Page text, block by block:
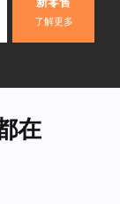
了解更多
在